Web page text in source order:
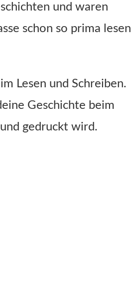
und waren
schon so prima lesen
Lesen und Schreiben.
Geschichte beim
gedruckt wird.